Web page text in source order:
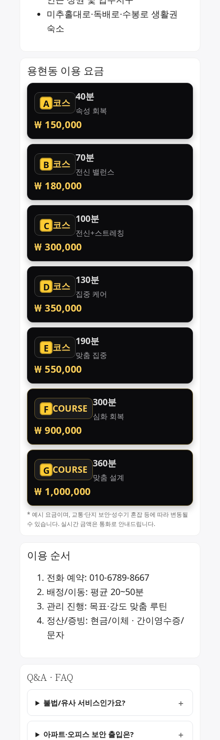
미추홀대로·독배로·수봉로 생활권
숙소
용현동 이용 요금
A 코스
40분
속성 회복
₩ 150,000
B 코스
70분
전신 밸런스
₩ 180,000
C 코스
100분
전신+스트레칭
₩ 300,000
D 코스
130분
집중 케어
₩ 350,000
E 코스
190분
맞춤 집중
₩ 550,000
F COURSE
300분
심화 회복
₩ 900,000
G COURSE
360분
맞춤 설계
₩ 1,000,000
* 예시 요금이며, 교통·단지 보안·성수기 혼잡 등에 따라 변동될
수 있습니다. 실시간 금액은 통화로 안내드립니다.
이용 순서
전화 예약:010-6789-8667
배정/이동: 평균 20~50분
관리 진행: 목표·강도 맞춤 루틴
정산/증빙: 현금/이체 · 간이영수증/
문자
Q&A · FAQ
불법/유사 서비스인가요?
아파트·오피스 보안 출입은?